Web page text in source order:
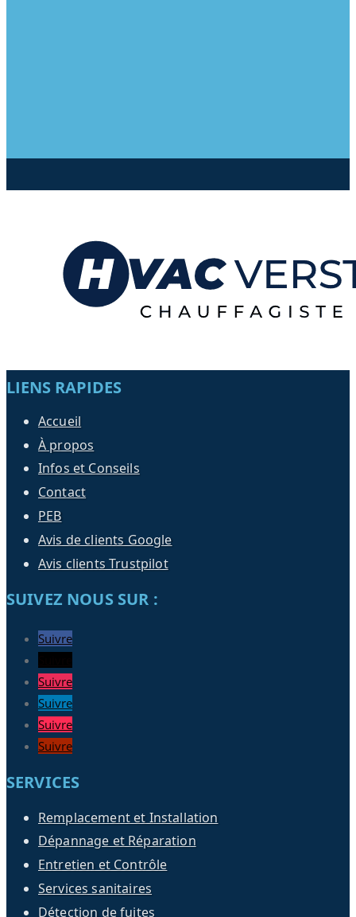
LIENS RAPIDES
Accueil
À propos
Infos et Conseils
Contact
PEB
Avis de clients Google
Avis clients Trustpilot
SUIVEZ NOUS SUR :
Suivre
Suivre
Suivre
Suivre
Suivre
SERVICES
Remplacement et Installation
Dépannage et Réparation
Entretien et Contrôle
Services sanitaires
Détection de fuites